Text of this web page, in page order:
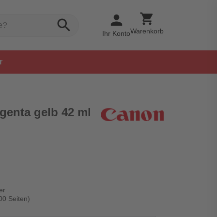
search person
Ihr Konto
shopping_cart
Warenkorb
gelb 42 ml
Seiten)